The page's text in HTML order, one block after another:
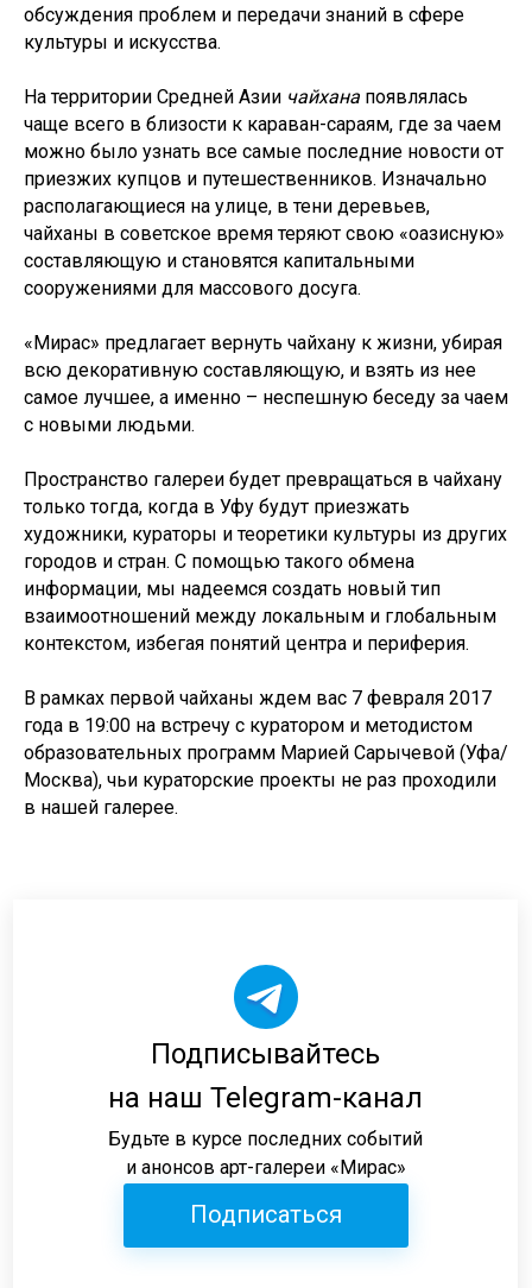
обсуждения проблем и передачи знаний в сфере
культуры и искусства.
На территории Средней Азии чайхана появлялась
чаще всего в близости к караван-сараям, где за чаем
можно было узнать все самые последние новости от
приезжих купцов и путешественников. Изначально
располагающиеся на улице, в тени деревьев,
чайханы в советское время теряют свою «оазисную»
составляющую и становятся капитальными
сооружениями для массового досуга.
«Мирас» предлагает вернуть чайхану к жизни, убирая
всю декоративную составляющую, и взять из нее
самое лучшее, а именно – неспешную беседу за чаем
с новыми людьми.
Пространство галереи будет превращаться в чайхану
только тогда, когда в Уфу будут приезжать
художники, кураторы и теоретики культуры из других
городов и стран. С помощью такого обмена
информации, мы надеемся создать новый тип
взаимоотношений между локальным и глобальным
контекстом, избегая понятий центра и периферия.
В рамках первой чайханы ждем вас 7 февраля 2017
года в 19:00 на встречу с куратором и методистом
образовательных программ Марией Сарычевой (Уфа/
Москва), чьи кураторские проекты не раз проходили
в нашей галерее.
Подписывайтесь
на наш Telegram-канал
Будьте в курсе последних событий
и анонсов арт-галереи «Мирас»
Подписаться